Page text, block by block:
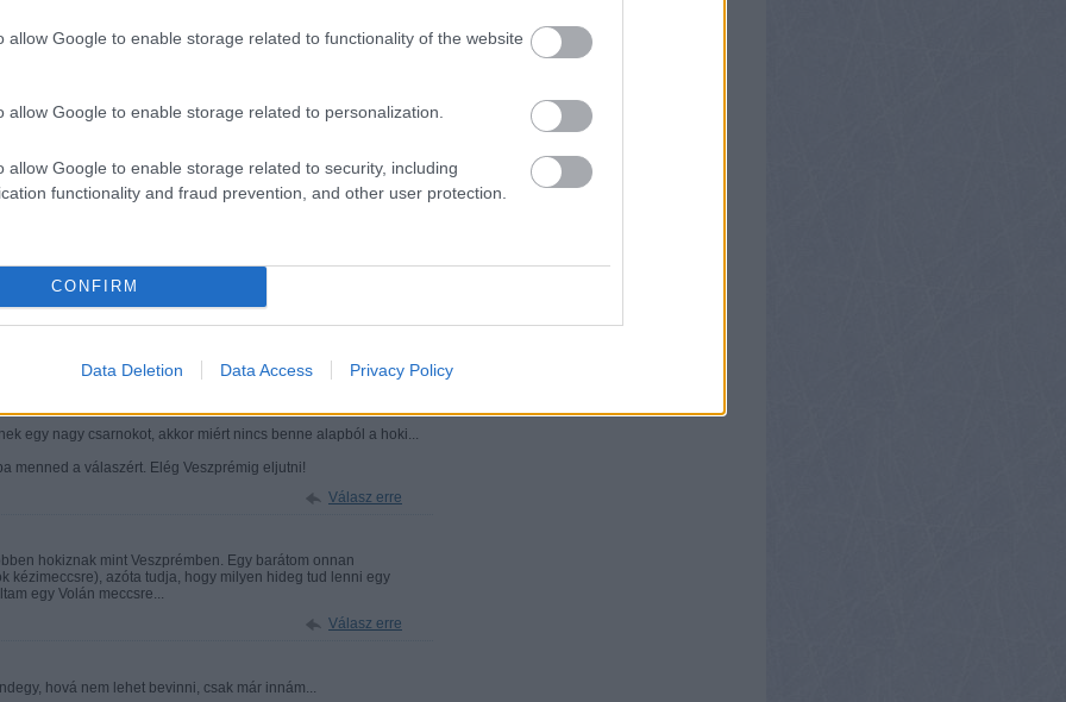
allow Google to enable storage related to functionality of the website
allow Google to enable storage related to personalization.
allow Google to enable storage related to security, including
functionality and fraud prevention, and other user protection.
CONFIRM
Data Deletion Data Access Privacy Policy
voltak, az első két napon Vasas-mezben, a nejem kanadaiban,
A Tivoli elég gagyi az tény, de Szlovéniában a hoki még a
teszik át a vébét nagyobb helyre, úgyhogy marad a zsufi.
sör.Maradjon a Tivoli azt már belaktuk.Én elégedett voltam
szinten beszélt magyarul,bár a sört Ő sem engedte be,de jót
esett,hogy nézte és sajnálja az olaszok elleni eredményt.
egy nagy csarnokot, akkor miért nincs benne alapból a hoki...
menned a válaszért. Elég Veszprémig eljutni!
Válasz erre
hokiznak mint Veszprémben. Egy barátom onnan
kézimeccsre), azóta tudja, hogy milyen hideg tud lenni egy
egy Volán meccsre...
Válasz erre
hová nem lehet bevinni, csak már innám...